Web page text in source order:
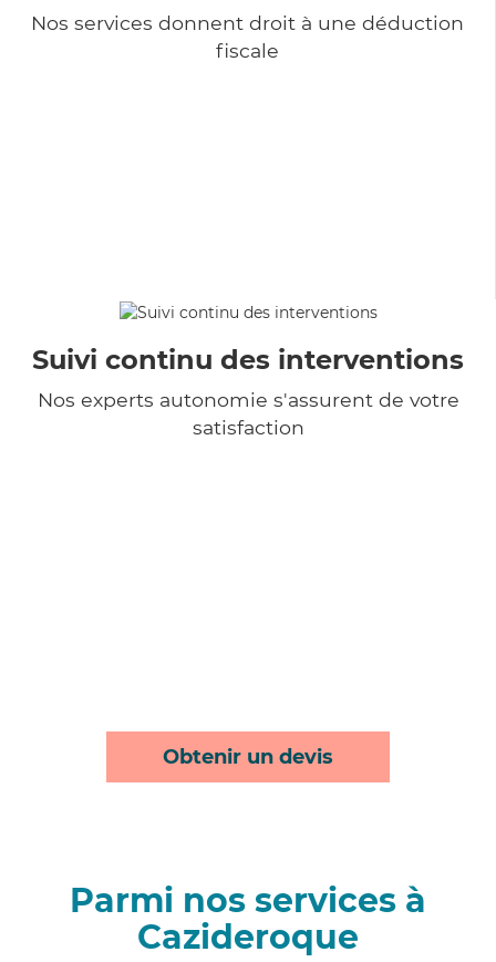
Nos services donnent droit à une déduction
fiscale
Suivi continu des interventions
Nos experts autonomie s'assurent de votre
satisfaction
Obtenir un devis
Parmi nos services à
Cazideroque